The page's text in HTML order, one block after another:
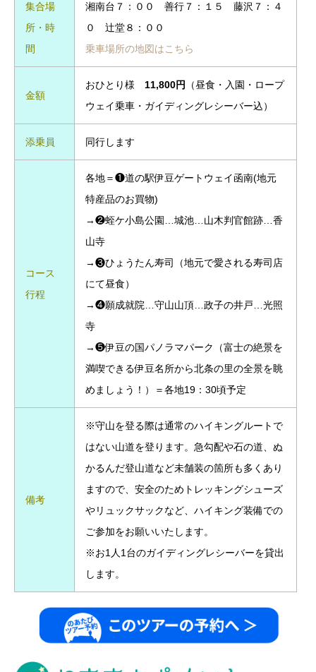
集合場
所・時
間
湘南台７：００ 善行７：１５ 藤沢７：４
０ 辻堂８：００
乗車場所の地図はこちら
金額
おひとり様 11,800円
（昼食・入園・ロープ
ウェイ乗車・ガイディングレシーバー込）
添乗員 同行します
コース
行程
各地＝❶道の駅伊豆ゲートウェイ函南(地元
特産品のお買物)
→❷蛭ケ小島公園…城池…山木判官館跡…香
山寺
→❸ひょうたん寿司（地元で愛される寿司店
にて昼食）
→❹願成就院…守山山頂…政子の井戸…光照
寺
→❺伊豆の国パノラマパーク（富士の絶景を
満喫できる伊豆名所から北条の里の全景を眺
めましょう！）＝各地19：30頃予定
備考
※守山を登る際は通常のハイキングルートで
はない山道を登ります。急勾配や石の道、ぬ
かるんだ登山道など未舗装の箇所も多くあり
ますので、安全のためトレッキングシューズ
やリュックサックなど、ハイキング装備での
ご参加をお願いいたします。
※お1人1台のガイディングレシーバーを貸出
します。